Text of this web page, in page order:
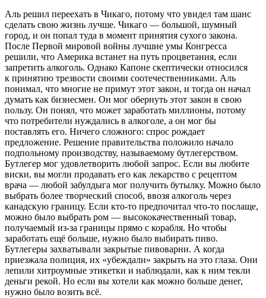
Аль решил переехать в Чикаго, потому что увидел там шанс
сделать свою жизнь лучше. Чикаго — большой, шумный
город, и он попал туда в момент принятия сухого закона.
После Первой мировой войны лучшие умы Конгресса
решили, что Америка встанет на путь процветания, если
запретить алкоголь. Однако Капоне скептически относился
к принятию трезвости своими соотечественниками. Аль
понимал, что многие не примут этот закон, и тогда он начал
думать как бизнесмен. Он мог обернуть этот закон в свою
пользу. Он понял, что может заработать миллионы, потому
что потребители нуждались в алкоголе, а он мог бы
поставлять его. Ничего сложного: спрос рождает
предложение. Решение правительства положило начало
подпольному производству, называемому бутлегерством.
Бутлегер мог удовлетворить любой запрос. Если вы любите
виски, вы могли продавать его как лекарство с рецептом
врача — любой забулдыга мог получить бутылку. Можно было
выбрать более творческий способ, ввозя алкоголь через
канадскую границу. Если кто-то предпочитал что-то послаще,
можно было выбрать ром — высококачественный товар,
получаемый из-за границы прямо с корабля. Но чтобы
заработать ещё больше, нужно было выбирать пиво.
Бутлегеры захватывали закрытые пивоварни. А когда
приезжала полиция, их «убеждали» закрыть на это глаза. Они
лепили хитроумные этикетки и наблюдали, как к ним текли
деньги рекой. Но если вы хотели как можно больше денег,
нужно было возить всё.